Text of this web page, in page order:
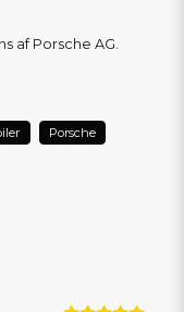
af Porsche AG.
Porsche